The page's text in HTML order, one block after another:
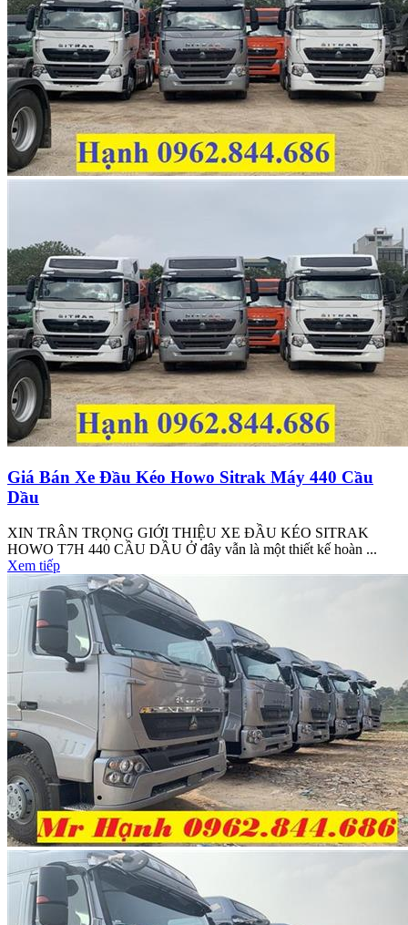
Giá Bán Xe Đầu Kéo Howo Sitrak Máy 440 Cầu
Dầu
XIN TRÂN TRỌNG GIỚI THIỆU XE ĐẦU KÉO SITRAK
HOWO T7H 440 CẦU DẦU Ở đây vẫn là một thiết kế hoàn ...
Xem tiếp